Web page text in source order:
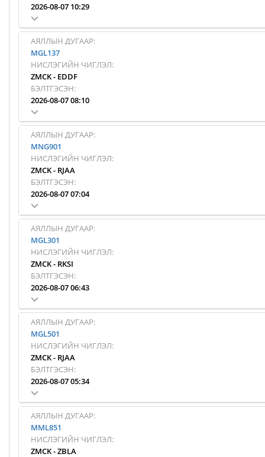
2026-08-07 10:29
АЯЛЛЫН ДУГААР:
MGL137
НИСЛЭГИЙН ЧИГЛЭЛ:
ZMCK- EDDF
БЭЛТГЭСЭН:
2026-08-07 08:10
АЯЛЛЫН ДУГААР:
MNG901
НИСЛЭГИЙН ЧИГЛЭЛ:
ZMCK- RJAA
БЭЛТГЭСЭН:
2026-08-07 07:04
АЯЛЛЫН ДУГААР:
MGL301
НИСЛЭГИЙН ЧИГЛЭЛ:
ZMCK- RKSI
БЭЛТГЭСЭН:
2026-08-07 06:43
АЯЛЛЫН ДУГААР:
MGL501
НИСЛЭГИЙН ЧИГЛЭЛ:
ZMCK- RJAA
БЭЛТГЭСЭН:
2026-08-07 05:34
АЯЛЛЫН ДУГААР:
MML851
НИСЛЭГИЙН ЧИГЛЭЛ:
ZMCK-ZBLA